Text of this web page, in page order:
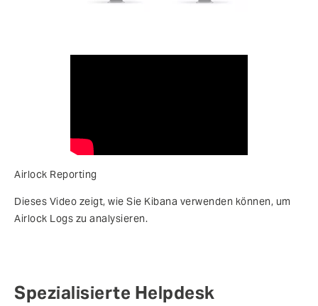
Airlock Reporting
Dieses Video zeigt, wie Sie Kibana verwenden können, um
Airlock Logs zu analysieren.
Spezialisierte Helpdesk